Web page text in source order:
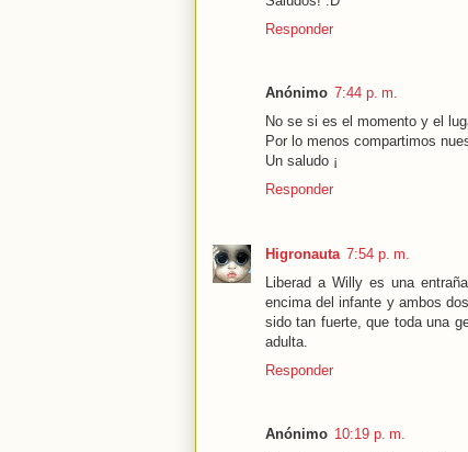
Responder
Anónimo 7:44 p. m.
No se si es el momento y el
Por lo menos compartimos
Un saludo ¡
Responder
Higronauta 7:54 p. m.
Liberad a Willy es una
encima del infante y ambos
sido tan fuerte, que toda una
adulta.
Responder
Anónimo 10:19 p. m.